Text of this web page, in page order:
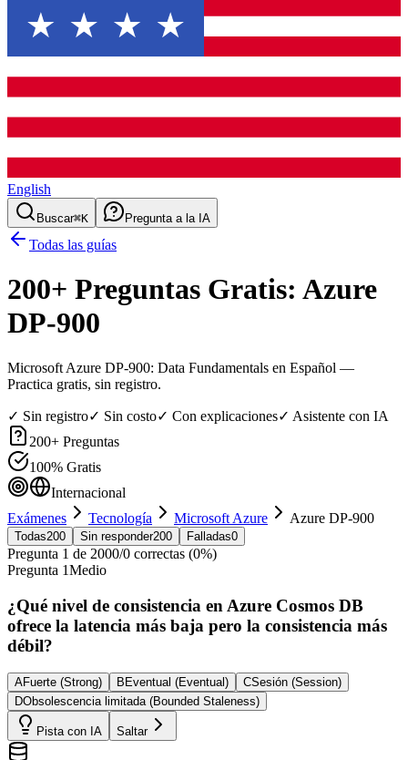
English
Buscar⌘K Pregunta a la IA
Todas las guías
200+ Preguntas Gratis: Azure
DP-900
Microsoft Azure DP-900: Data Fundamentals en Español —
Practica gratis, sin registro.
✓ Sin registro✓ Sin costo✓ Con explicaciones✓ Asistente con IA
200+ Preguntas
100% Gratis
Internacional
Exámenes
Tecnología Microsoft Azure Azure DP-900
Todas200 Sin responder200 Falladas0
Pregunta 1 de 2000/0 correctas (0%)
Pregunta 1Medio
¿Qué nivel de consistencia en Azure Cosmos DB
ofrece la latencia más baja pero la consistencia más
débil?
AFuerte (Strong) B Eventual (Eventual) CSesión (Session)
DObsolescencia limitada (Bounded Staleness)
Pista con IA Saltar